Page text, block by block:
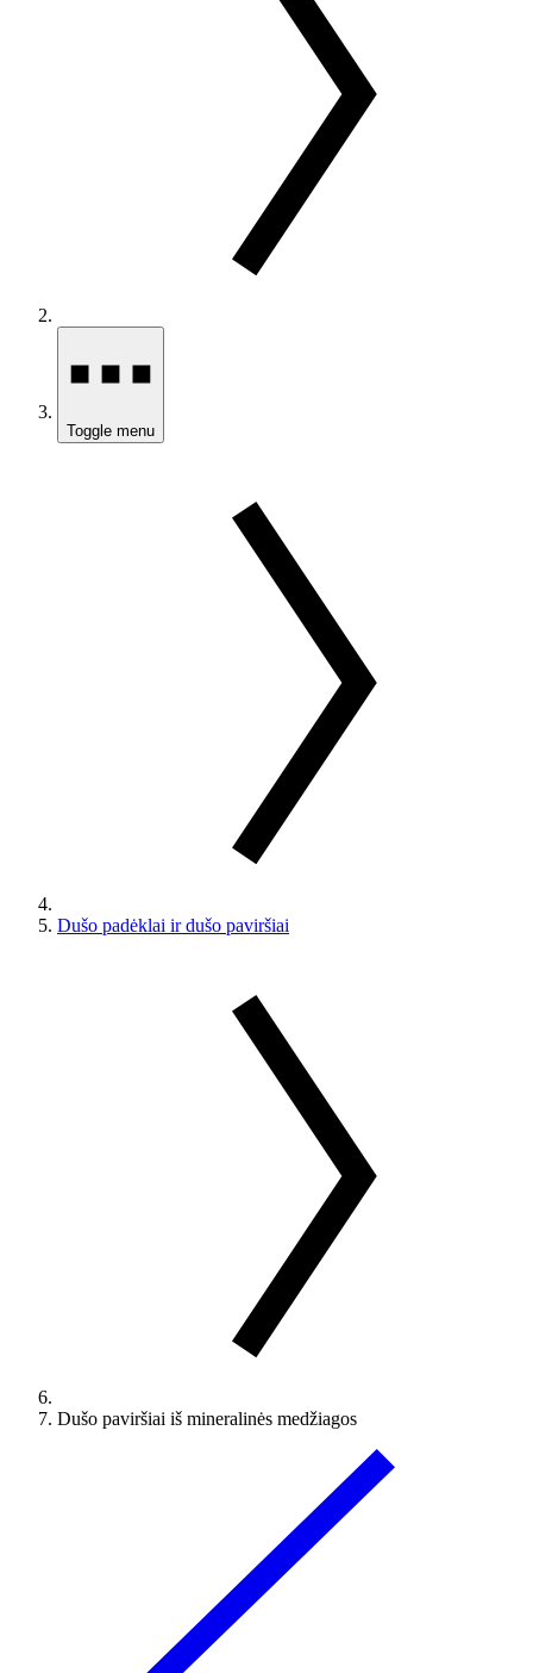
Toggle menu
Dušo padėklai ir dušo paviršiai
Dušo paviršiai iš mineralinės medžiagos